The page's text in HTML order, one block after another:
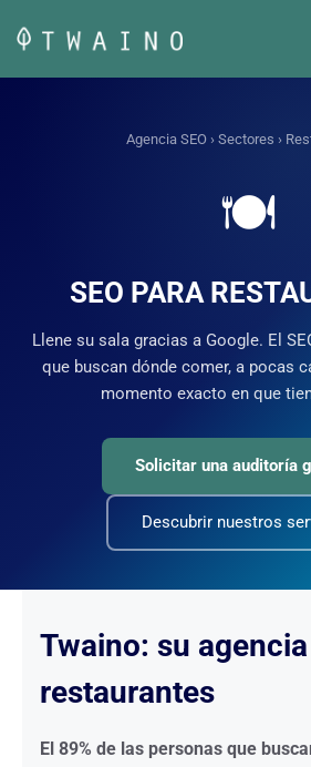
contenido
Agencia SEO › Sectores ›
🍽️
SEO PARA
Llene su sala gracias a Google. El
que buscan dónde comer, a pocas
momento exacto en que
Solicitar una auditoría
Descubrir nuestros
Twaino: su agencia
restaurantes
El 89% de las personas que